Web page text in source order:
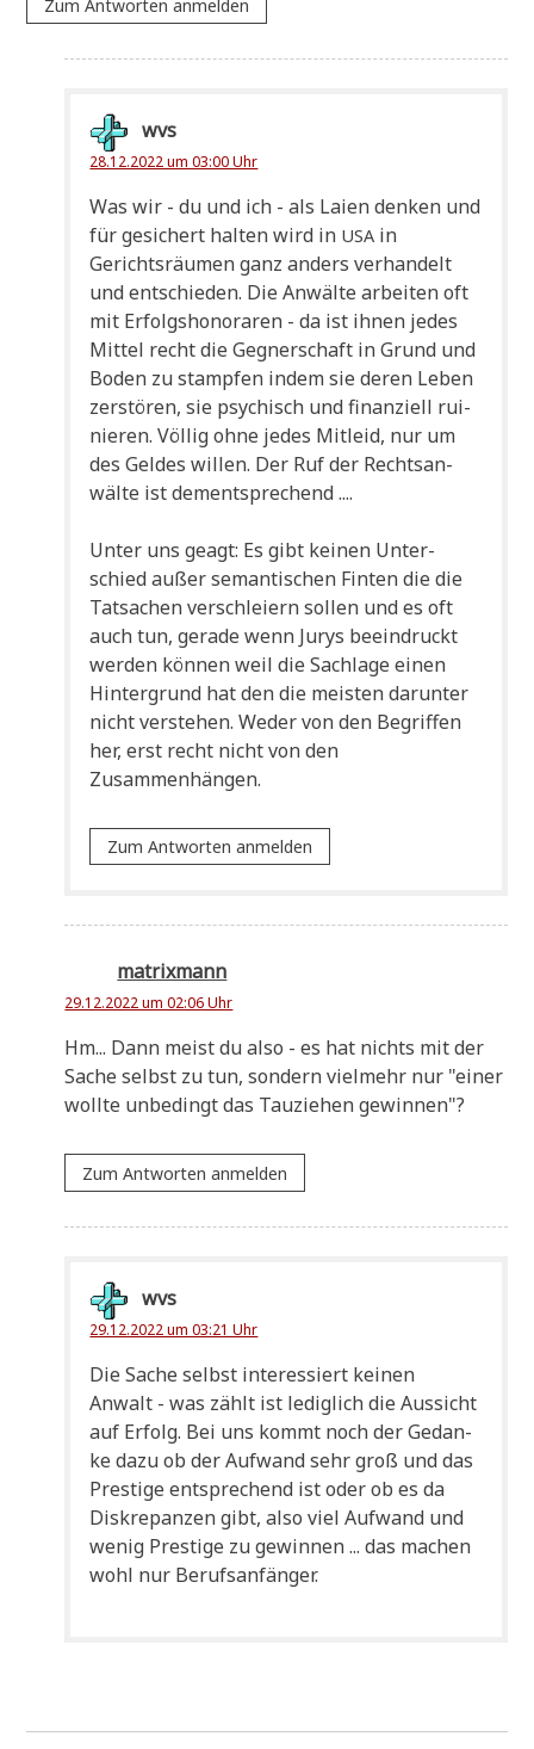
Zum Antworten anmelden
wvs
28.12.2022 um 03:00 Uhr
Was wir - du und ich - als Lai­en den­ken und
für gesi­chert hal­ten wird in USA in
Gerichts­räu­men ganz anders ver­han­delt
und ent­schie­den. Die Anwäl­te arbei­ten oft
mit Erfolgs­ho­no­ra­ren - da ist ihnen jedes
Mit­tel recht die Geg­ner­schaft in Grund und
Boden zu stamp­fen indem sie deren Leben
zer­stö­ren, sie psy­chisch und finan­zi­ell rui­
nie­ren. Völ­lig ohne jedes Mit­leid, nur um
des Gel­des wil­len. Der Ruf der Rechts­an­
wäl­te ist dementsprechend ....
Unter uns geagt: Es gibt kei­nen Unter­
schied außer seman­ti­schen Fin­ten die die
Tat­sa­chen ver­schlei­ern sol­len und es oft
auch tun, gera­de wenn Jurys beein­druckt
wer­den kön­nen weil die Sach­la­ge einen
Hin­ter­grund hat den die mei­sten dar­un­ter
nicht ver­ste­hen. Weder von den Begrif­fen
her, erst recht nicht von den
Zusammenhängen.
Zum Antworten anmelden
matrixmann
29.12.2022 um 02:06 Uhr
Hm... Dann meist du also - es hat nichts mit der
Sache selbst zu tun, son­dern viel­mehr nur "einer
woll­te unbe­dingt das Tau­zie­hen gewinnen"?
Zum Antworten anmelden
wvs
29.12.2022 um 03:21 Uhr
Die Sache selbst inter­es­siert kei­nen
Anwalt - was zählt ist ledig­lich die Aus­sicht
auf Erfolg. Bei uns kommt noch der Gedan­
ke dazu ob der Auf­wand sehr groß und das
Pre­sti­ge ent­spre­chend ist oder ob es da
Dis­kre­pan­zen gibt, also viel Auf­wand und
wenig Pre­sti­ge zu gewin­nen ... das machen
wohl nur Berufsanfänger.